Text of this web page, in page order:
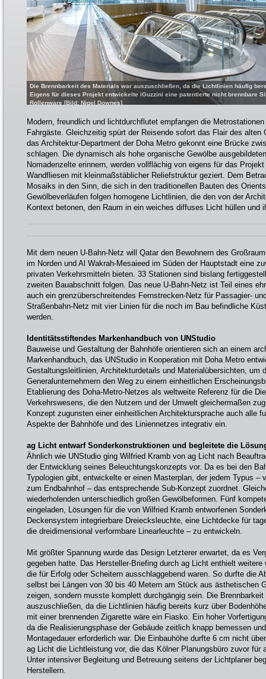
Die Brennbarkeit des Materials war auszuschließen, da die Lichtlinien häufig
Eigens für dieses Projekt entwickelte iGuzzini eine patentierte nicht brennbare
Rollenware [Bild: Nigel Downes]
Modern, freundlich und lichtdurchflutet empfangen die
Fahrgäste. Gleichzeitig spürt der Reisende sofort das Flair des alten
das Architektur-Department der Doha Metro gekonnt eine Brücke
schlagen. Die dynamisch als hohe organische Gewölbe
Nomadenzelte erinnern, werden vollflächig von eigens für das
Wandfliesen mit kleinmaßstäblicher Reliefstruktur geziert. Dem
Mosaiks in den Sinn, die sich in den traditionellen Bauten des
Gewölbeverläufen folgen homogene Lichtlinien, die den von der
Kontext betonen, den Raum in ein weiches diffuses Licht hüllen und
Mit dem neuen U-Bahn-Netz will Qatar den Bewohnern des
im Norden und Al Wakrah-Mesaieed im Süden der Hauptstadt eine
privaten Verkehrsmitteln bieten. 33 Stationen sind bislang
zweiten Bauabschnitt folgen. Das neue U-Bahn-Netz ist Teil eines
auch ein grenzüberschreitendes Fernstrecken-Netz für Passagier-
Straßenbahn-Netz mit vier Linien für die noch im Bau befindliche
werden.
Identitätsstiftendes Markenhandbuch von UNStudio
Bauweise und Gestaltung der Bahnhöfe orientieren sich an einem
Markenhandbuch, das UNStudio in Kooperation mit Doha Metro
Gestaltungsleitlinien, Architekturdetails und Materialübersichten, um
Generalunternehmern den Weg zu einem einheitlichen
Etablierung des Doha-Metro-Netzes als weltweite Referenz für die
Verkehrswesens, die den Nutzern und der Umwelt gleichermaßen
Konzept zugunsten einer einheitlichen Architektursprache auch alle
Aspekte der Bahnhöfe und des Liniennetzes integrativ ein.
ag Licht entwarf Sonderkonstruktionen und begleitete die
Ähnlich wie UNStudio ging Wilfried Kramb von ag Licht nach
der Entwicklung seines Beleuchtungskonzepts vor. Da es bei den
Typologien gibt, entwickelte er einen Masterplan, der jedem Typus –
zum Endbahnhof – das entsprechende Sub-Konzept zuordnet.
wiederholenden unterschiedlich großen Gewölbeformen. Fünf
eingeladen, Lösungen für die von Wilfried Kramb entworfenen
Deckensystem integrierbare Dreiecksleuchte, eine Lichtdecke für
die dreidimensional verformbare Linearleuchte – zu entwickeln.
Mit größter Spannung wurde das Design Letzterer erwartet, da es
gegeben hatte. Das Hersteller-Briefing durch ag Licht enthielt
die für Erfolg oder Scheitern ausschlaggebend waren. So durfte die
selbst bei Längen von 30 bis 40 Metern am Stück aus ästhetischen
zeigen, sondern musste komplett durchgängig sein. Die
auszuschließen, da die Lichtlinien häufig bereits kurz über
mit einer brennenden Zigarette wäre ein Fiasko. Ein hoher
da die Realisierungsphase der Gebäude zeitlich knapp bemessen
Montagedauer erforderlich war. Die Einbauhöhe durfte 6 cm nicht
ag Licht die Lichtleistung vor, die das Kölner Planungsbüro zuvor für
Unter intensiver Begleitung und Betreuung seitens der Lichtplaner
Herstellern.